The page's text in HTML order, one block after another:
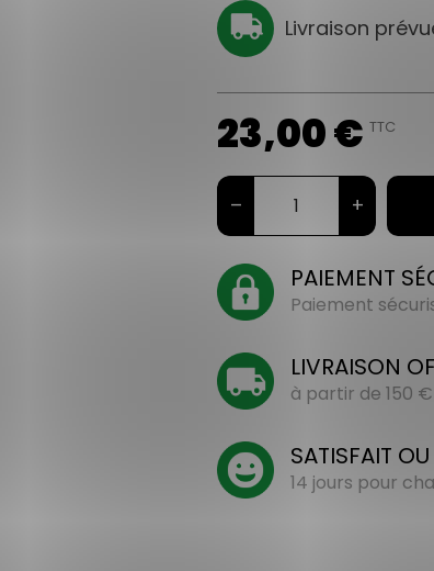
Livraison
23,00 € TTC
– +
PAIEMENT
Paiement
LIVRAISON
à partir de 150
SATISFAIT
14 jours pour